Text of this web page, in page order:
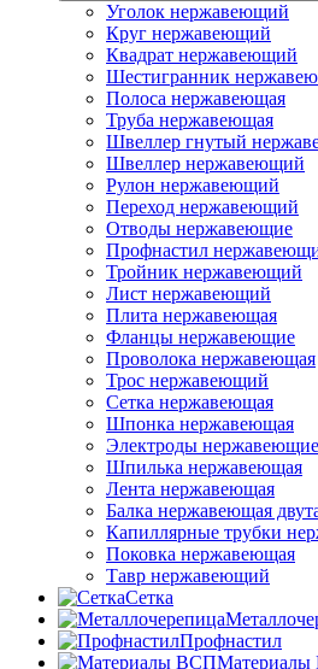
Уголок нержавеющий
Круг нержавеющий
Квадрат нержавеющий
Шестигранник
Полоса нержавеющая
Труба нержавеющая
Швеллер гнутый
Швеллер нержавеющий
Рулон нержавеющий
Переход нержавеющий
Отводы нержавеющие
Профнастил
Тройник нержавеющий
Лист нержавеющий
Плита нержавеющая
Фланцы нержавеющие
Проволока нержавеющая
Трос нержавеющий
Сетка нержавеющая
Шпонка нержавеющая
Электроды нержавеющие
Шпилька нержавеющая
Лента нержавеющая
Балка нержавеющая
Капиллярные трубки
Поковка нержавеющая
Тавр нержавеющий
Сетка
Профнастил